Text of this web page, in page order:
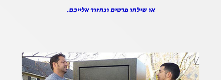
או שילחו פרטים ונחזור אלייכם.